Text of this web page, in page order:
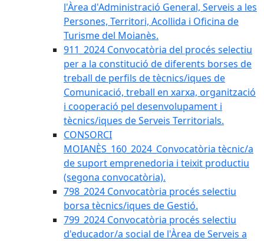
l'Àrea d'Administració General, Serveis a les
Persones, Territori, Acollida i Oficina de
Turisme del Moianès.
911_2024 Convocatòria del procés selectiu
per a la constitució de diferents borses de
treball de perfils de tècnics/iques de
Comunicació, treball en xarxa, organització
i cooperació pel desenvolupament i
tècnics/iques de Serveis Territorials.
CONSORCI
MOIANÈS_160_2024_Convocatòria tècnic/a
de suport emprenedoria i teixit productiu
(segona convocatòria).
798_2024 Convocatòria procés selectiu
borsa tècnics/iques de Gestió.
799_2024 Convocatòria procés selectiu
d'educador/a social de l'Àrea de Serveis a